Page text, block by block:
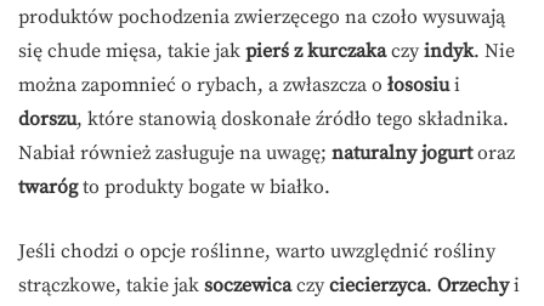
produktów pochodzenia zwierzęcego na czoło wysuwają
się chude mięsa, takie jak pierś z kurczakaczy indyk. Nie
można zapomnieć o rybach, a zwłaszcza o łososiui
dorszu, które stanowią doskonałe źródło tego składnika.
Nabiał również zasługuje na uwagę; naturalny jogurtoraz
twarógto produkty bogate w białko.
Jeśli chodzi o opcje roślinne, warto uwzględnić rośliny
strączkowe, takie jak soczewicaczy ciecierzyca. Orzechyi